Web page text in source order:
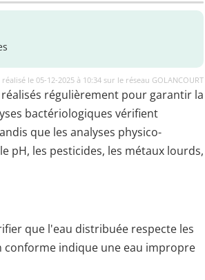
le 05-12-2025 à 10:34 sur le réseau GOLANCOURT
régulièrement pour garantir la
bactériologiques vérifient
que les analyses physico-
pH, les pesticides, les métaux lourds,
que l'eau distribuée respecte les
indique une eau impropre